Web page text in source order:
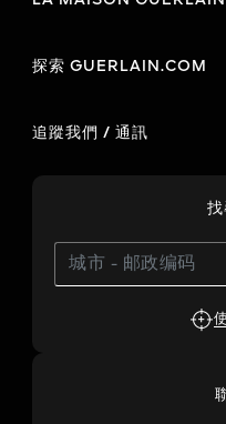
探索 GUERLAIN.COM
追蹤我們 / 通訊
找